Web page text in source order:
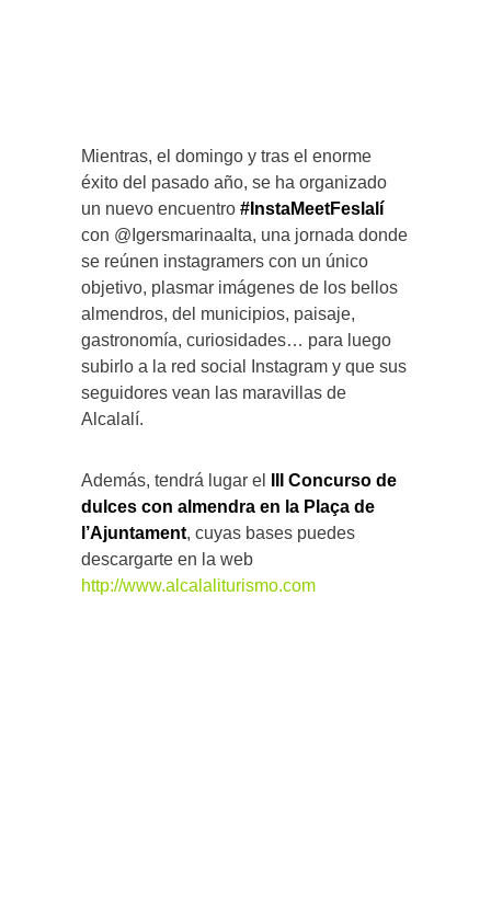
Mientras, el domingo y tras el enorme
éxito del pasado año, se ha organizado
un nuevo encuentro #InstaMeetFeslalí
con @Igersmarinaalta, una jornada donde
se reúnen instagramers con un único
objetivo, plasmar imágenes de los bellos
almendros, del municipios, paisaje,
gastronomía, curiosidades… para luego
subirlo a la red social Instagram y que sus
seguidores vean las maravillas de
Alcalalí.
Además, tendrá lugar el
III Concurso de
dulces con almendra en la Plaça de
l’Ajuntament, cuyas bases puedes
descargarte en la web
http://www.alcalaliturismo.com